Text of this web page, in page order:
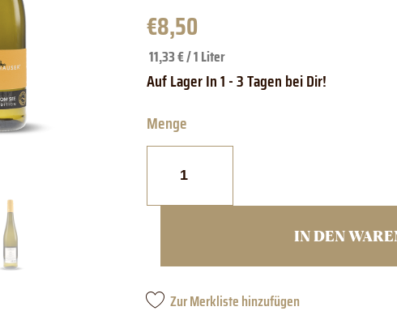
€8,50
11,33 € / 1 Liter
EDITION
Müller
trocken
IN DEN
Zur Merkliste hinzufügen